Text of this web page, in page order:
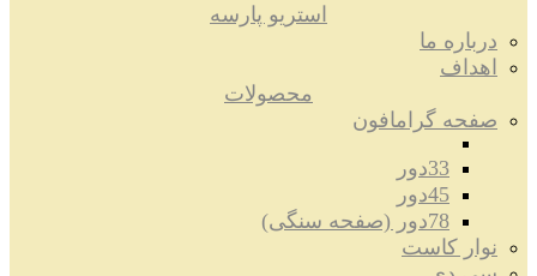
استریو پارسه
درباره ما
اهداف
محصولات
صفحه گرامافون
33دور
45دور
78دور (صفحه سنگی)
نوار کاست